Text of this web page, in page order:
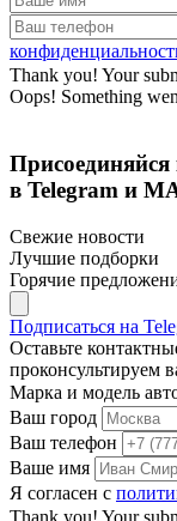
Thank you! Your
Oops! Something
в Telegram и
Свежие новости
Лучшие подборки
Горячие
Подписаться на
Оставьте
проконсультируем
Марка и модель
Ваш город
Ваш телефон
Ваше имя
Я согласен с